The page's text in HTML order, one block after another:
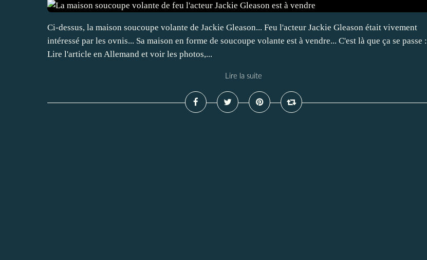
Ci-dessus, la maison soucoupe volante de Jackie Gleason... Feu l'acteur Jackie Gleason était vivement
intéressé par les ovnis... Sa maison en forme de soucoupe volante est à vendre... C'est là que ça se passe :
Lire l'article en Allemand et voir les photos,...
Lire la suite